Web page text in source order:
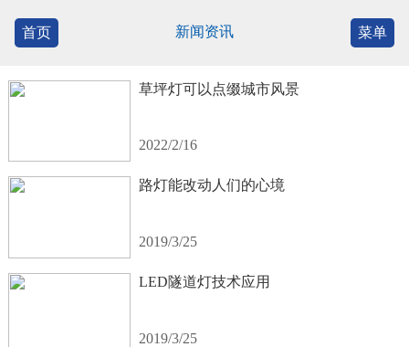
首页 新闻资讯 菜单
草坪灯可以点缀城市风景
2022/2/16
路灯能改动人们的心境
2019/3/25
LED隧道灯技术应用
2019/3/25